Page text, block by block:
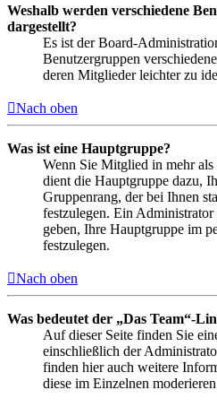
Weshalb werden verschiedene
dargestellt?
Es ist der Board-
Benutzergruppen
deren Mitglieder leichter zu
Nach oben
Was ist eine Hauptgruppe?
Wenn Sie Mitglied in mehr
dient die Hauptgruppe dazu,
Gruppenrang, der bei Ihnen
festzulegen. Ein
geben, Ihre Hauptgruppe im
festzulegen.
Nach oben
Was bedeutet der „Das Team“-
Auf dieser Seite finden Sie
einschließlich der
finden hier auch weitere
diese im Einzelnen